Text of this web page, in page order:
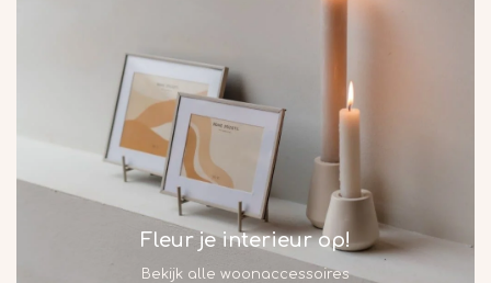
Fleur je interieur op!
Bekijk alle woonaccessoires